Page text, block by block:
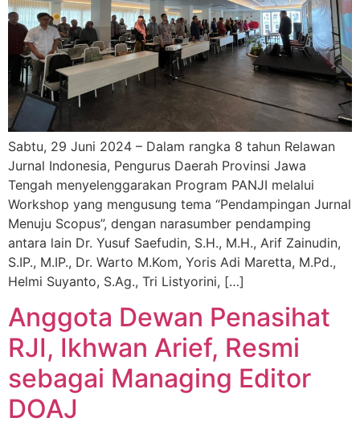
Sabtu, 29 Juni 2024 – Dalam rangka 8 tahun Relawan
Jurnal Indonesia, Pengurus Daerah Provinsi Jawa
Tengah menyelenggarakan Program PANJI melalui
Workshop yang mengusung tema “Pendampingan Jurnal
Menuju Scopus”, dengan narasumber pendamping
antara lain Dr. Yusuf Saefudin, S.H., M.H., Arif Zainudin,
S.IP., M.IP., Dr. Warto M.Kom, Yoris Adi Maretta, M.Pd.,
Helmi Suyanto, S.Ag., Tri Listyorini, […]
Anggota Dewan Penasihat
RJI, Ikhwan Arief, Resmi
sebagai Managing Editor
DOAJ